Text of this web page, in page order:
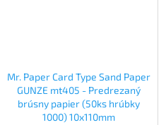
Mr. Paper Card Type Sand Paper
GUNZE mt405 - Predrezaný
brúsny papier (50ks hrúbky
1000) 10x110mm